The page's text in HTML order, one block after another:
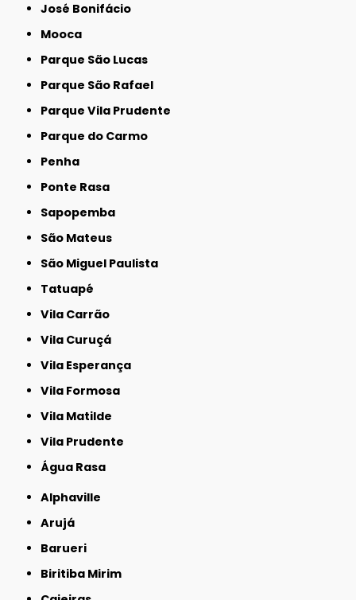
José Bonifácio
Mooca
Parque São Lucas
Parque São Rafael
Parque Vila Prudente
Parque do Carmo
Penha
Ponte Rasa
Sapopemba
São Mateus
São Miguel Paulista
Tatuapé
Vila Carrão
Vila Curuçá
Vila Esperança
Vila Formosa
Vila Matilde
Vila Prudente
Água Rasa
Alphaville
Arujá
Barueri
Biritiba Mirim